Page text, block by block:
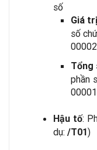
số
Giá
số
Tổng
phần
Hậu tố:
dụ: /T01)